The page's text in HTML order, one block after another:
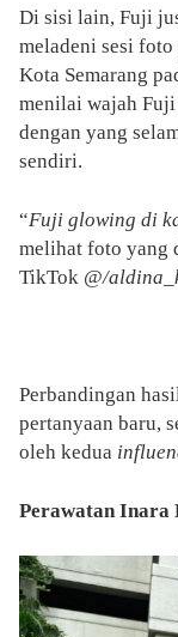
Di sisi lain, Fuji
meladeni sesi
Kota Semarang
menilai wajah
dengan yang
sendiri.
“Fuji glowing di
melihat foto yang
TikTok @/
Perbandingan
pertanyaan baru,
oleh kedua
Perawatan Inara